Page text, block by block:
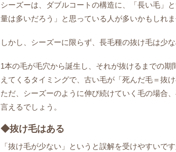
シーズーは、ダブルコートの構造に、「長い毛」
量は多いだろう」と思っている人が多いかもしれま
しかし、シーズーに限らず、長毛種の抜け毛は少
1本の毛が毛穴から誕生し、それが抜けるまでの
えてくるタイミングで、古い毛が「死んだ毛＝抜け
ただ、シーズーのように伸び続けていく毛の場合
言えるでしょう。
◆抜け毛はある
「抜け毛が少ない」というと誤解を受けやすいで